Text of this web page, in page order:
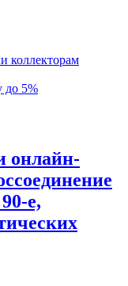
коллекторам
до 5%
онлайн-
е,